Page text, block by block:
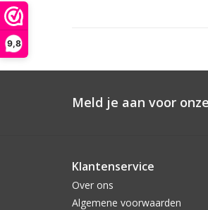
9,8
Meld je aan voor
Klantenservice
Over ons
Algemene voorwaarden